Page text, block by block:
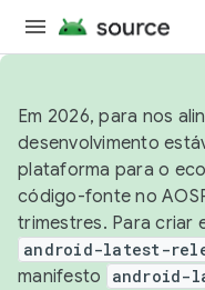
Em 2026, para nos
desenvolvimento
plataforma para o
código-fonte no
trimestres. Para criar
android-latest-
manifesto
android-